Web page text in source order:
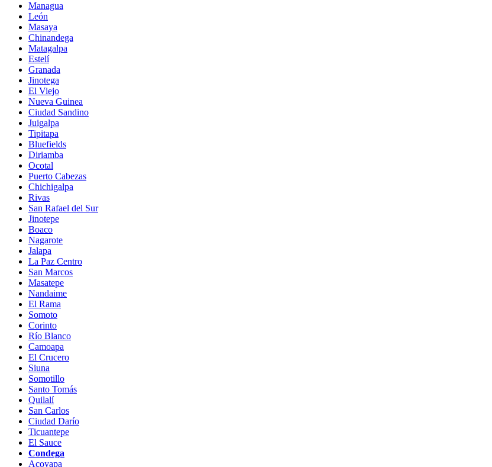
Managua
León
Masaya
Chinandega
Matagalpa
Estelí
Granada
Jinotega
El Viejo
Nueva Guinea
Ciudad Sandino
Juigalpa
Tipitapa
Bluefields
Diriamba
Ocotal
Puerto Cabezas
Chichigalpa
Rivas
San Rafael del Sur
Jinotepe
Boaco
Nagarote
Jalapa
La Paz Centro
San Marcos
Masatepe
Nandaime
El Rama
Somoto
Corinto
Río Blanco
Camoapa
El Crucero
Siuna
Somotillo
Santo Tomás
Quilalí
San Carlos
Ciudad Darío
Ticuantepe
El Sauce
Condega
Acoyapa